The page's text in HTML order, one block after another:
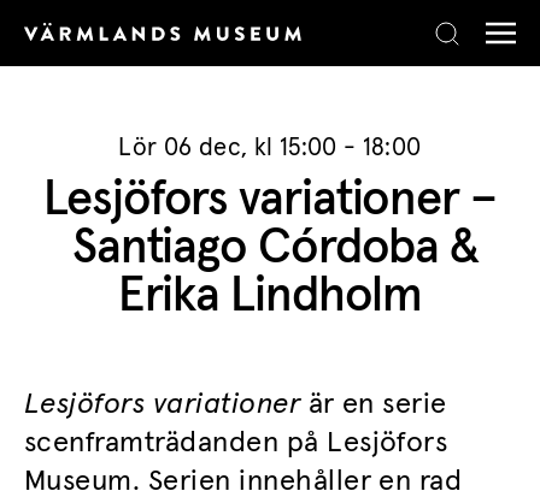
Lör 06 dec, kl 15:00 - 18:00
Lesjöfors variationer –
Santiago Córdoba &
Erika Lindholm
Lesjöfors variationerär en serie
scenframträdanden på Lesjöfors
Museum. Serien innehåller en rad